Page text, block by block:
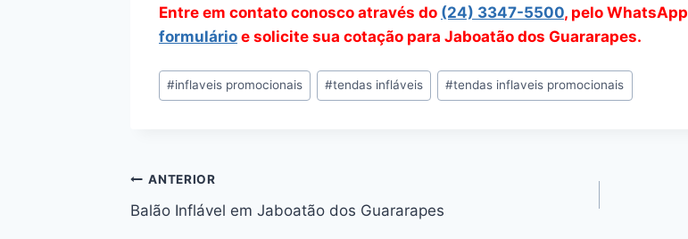
Entre em contato conosco através do (24) 3347-5500, pelo WhatsApp
formulário e solicite sua cotação para Jaboatão dos Guararapes.
Tags
do
#inflaveis promocionais #tendas infláveis #tendas inflaveis promocionais
Navegação
de
ANTERIOR
Balão Inflável em Jaboatão dos Guararapes